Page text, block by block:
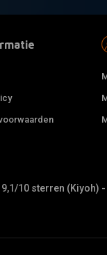
10 sterren (Kiyoh)